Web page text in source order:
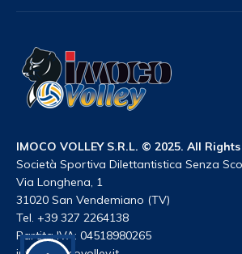
IMOCO VOLLEY S.R.L. © 2025. All
Società Sportiva Dilettantistica Senza
Via Longhena, 1
31020 San Vendemiano (TV)
Tel. +39 327 2264138
Partita IVA: 04518980265